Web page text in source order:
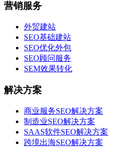
营销服务
外贸建站
SEO基础建站
SEO优化外包
SEO顾问服务
SEM效果转化
解决方案
商业服务SEO解决方案
制造业SEO解决方案
SAAS软件SEO解决方案
跨境出海SEO解决方案